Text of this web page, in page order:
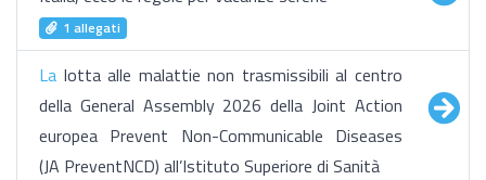
1 allegati
La lotta alle malattie non trasmissibili al centro
della General Assembly 2026 della Joint Action
europea Prevent Non-Communicable Diseases
(JA PreventNCD) all’Istituto Superiore di Sanità